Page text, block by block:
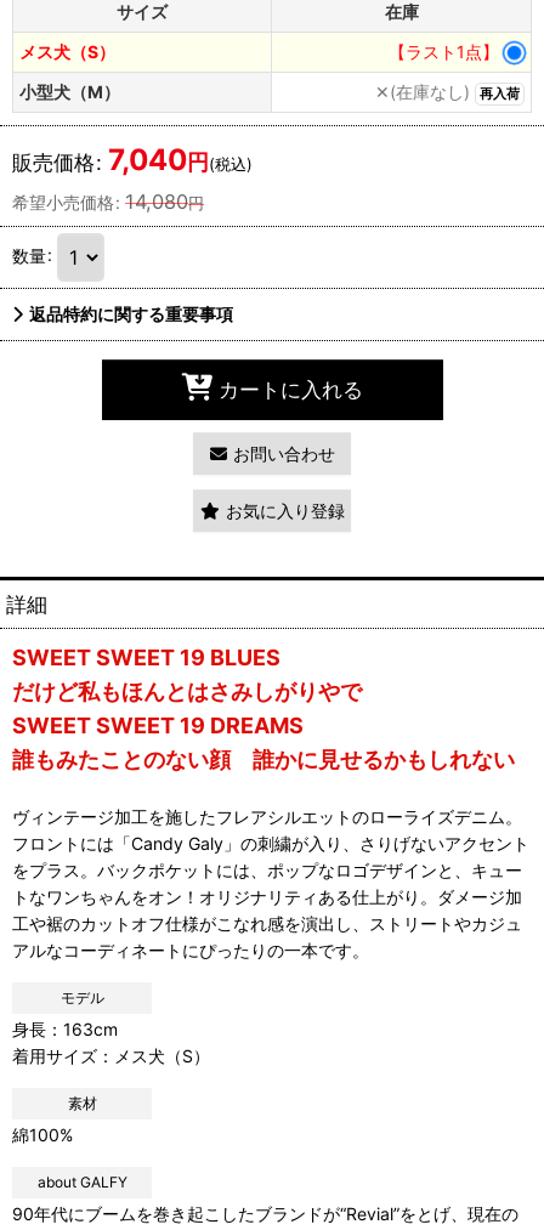
サイズ
在庫
メス犬（S）
【ラスト1点】
小型犬（M）
✕(在庫なし) 再入荷
販売価格: 7,040円(税込)
希望小売価格: 14,080円
数量:
返品特約に関する重要事項
カートに入れる
お問い合わせ
お気に入り登録
詳細
SWEET SWEET 19 BLUES
だけど私もほんとはさみしがりやで
SWEET SWEET 19 DREAMS
誰もみたことのない顔 誰かに見せるかもしれない
ヴィンテージ加工を施したフレアシルエットのローライズデニム。
フロントには「Candy Galy」の刺繍が入り、さりげないアクセント
をプラス。バックポケットには、ポップなロゴデザインと、キュー
トなワンちゃんをオン！オリジナリティある仕上がり。ダメージ加
工や裾のカットオフ仕様がこなれ感を演出し、ストリートやカジュ
アルなコーディネートにぴったりの一本です。
モデル
身長：163cm
着用サイズ：メス犬（S）
素材
綿100%
about GALFY
90年代にブームを巻き起こしたブランドが“Revial”をとげ、現在の